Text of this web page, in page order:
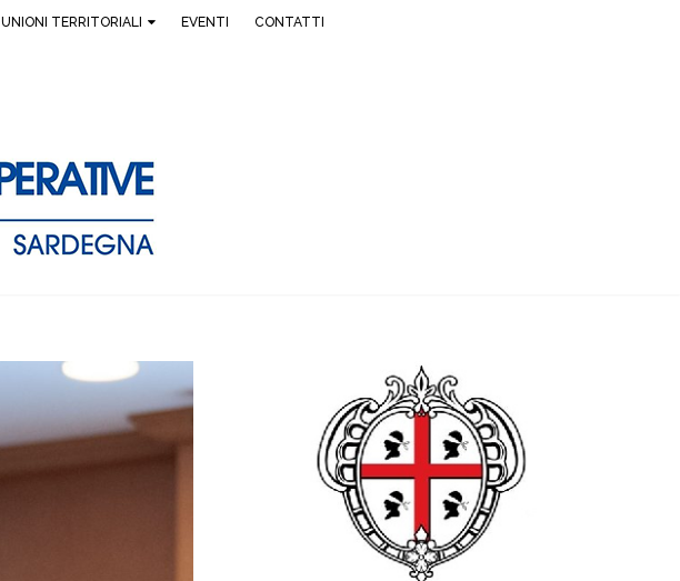
UNIONI TERRITORIALI EVENTI CONTATTI